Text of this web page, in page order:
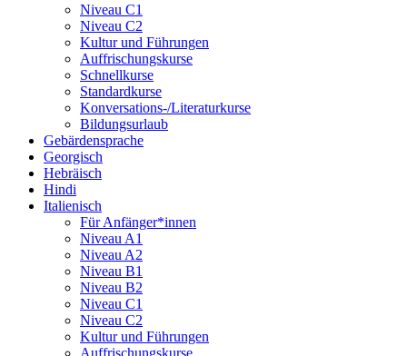
Niveau C1
Niveau C2
Kultur und Führungen
Auffrischungskurse
Schnellkurse
Standardkurse
Konversations-/Literaturkurse
Bildungsurlaub
Gebärdensprache
Georgisch
Hebräisch
Hindi
Italienisch
Für Anfänger*innen
Niveau A1
Niveau A2
Niveau B1
Niveau B2
Niveau C1
Niveau C2
Kultur und Führungen
Auffrischungskurse